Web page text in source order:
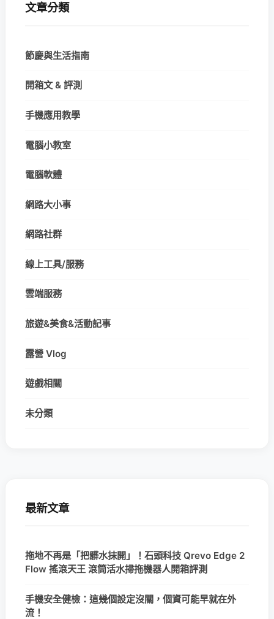
文章分類
節慶與生活指南
開箱文 & 評測
手機應用教學
電腦小教室
電腦軟體
網路大小事
網路社群
線上工具/服務
雲端服務
旅遊&美食&活動記事
露營 Vlog
遊戲相關
未分類
最新文章
拖地不再是「把髒水抹開」！石頭科技 Qrevo Edge 2
Flow 搖滾天王 滾筒活水掃拖機器人開箱評測
手機安全健檢：這幾個設定沒關，個資可能早就在外
流！